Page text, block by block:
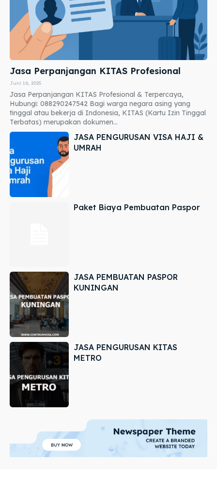
Jasa Perpanjangan KITAS Profesional
Juni 16, 2025
Jasa Perpanjangan KITAS Profesional & Terpercaya,
Hubungi: 088290247542 Bagi warga negara asing yang
tinggal atau bekerja di Indonesia, KITAS (Kartu Izin Tinggal
Terbatas) merupakan dokumen...
JASA PENGURUSAN VISA HAJI &
UMRAH
Paket Biaya Pembuatan Paspor
JASA PEMBUATAN PASPOR
KUNINGAN
JASA PENGURUSAN KITAS
METRO